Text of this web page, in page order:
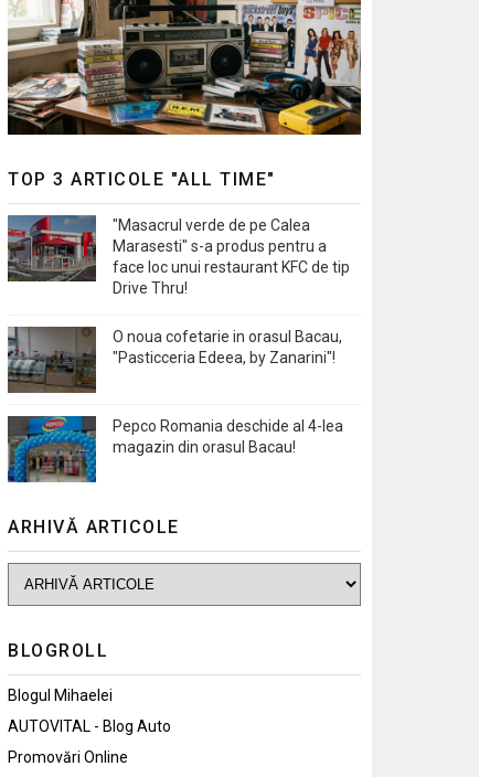
TOP 3 ARTICOLE "ALL TIME"
"Masacrul verde de pe Calea
Marasesti" s-a produs pentru a
face loc unui restaurant KFC de tip
Drive Thru!
O noua cofetarie in orasul Bacau,
"Pasticceria Edeea, by Zanarini"!
Pepco Romania deschide al 4-lea
magazin din orasul Bacau!
ARHIVĂ ARTICOLE
BLOGROLL
Blogul Mihaelei
AUTOVITAL - Blog Auto
Promovări Online